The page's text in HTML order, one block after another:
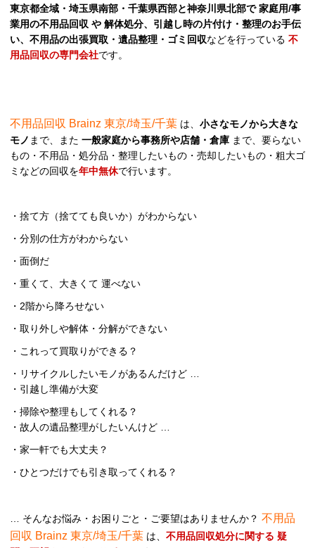
東京都全域・埼玉県南部・千葉県西部と神奈川県北部で 家庭用/事
業用の不用品回収 や 解体処分、引越し時の片付け・整理のお手伝
い、不用品の出張買取・遺品整理・ゴミ回収などを行っている 不
用品回収の専門会社です。
不用品回収 Brainz 東京/埼玉/千葉 は、 小さなモノから大きな
モノ まで、また 一般家庭から事務所や店舗・倉庫 まで、要らない
もの・不用品・処分品・整理したいもの・売却したいもの・粗大ゴ
ミなどの回収を年中無休で行います。
・捨て方（捨てても良いか）がわからない
・分別の仕方がわからない
・面倒だ
・重くて、大きくて 運べない
・2階から降ろせない
・取り外しや解体・分解ができない
・これって買取りができる？
・リサイクルしたいモノがあるんだけど …
・引越し準備が大変
・掃除や整理もしてくれる？
・故人の遺品整理がしたいんけど …
・家一軒でも大丈夫？
・ひとつだけでも引き取ってくれる？
… そんなお悩み・お困りごと・ご要望はありませんか？ 不用品
回収 Brainz 東京/埼玉/千葉 は、 不用品回収処分に関する 疑